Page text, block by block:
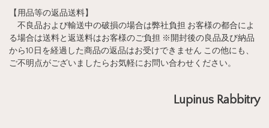
【用品等の返品送料】
不良品および輸送中の破損の場合は弊社負担 お客様の都合によ
る場合は送料と返送料はお客様のご負担 ※開封後の良品及び納品
から10日を経過した商品の返品はお受けできません この他にも、
ご不明点がございましたらお気軽にお問い合わせください。
Lupinus Rabbitry